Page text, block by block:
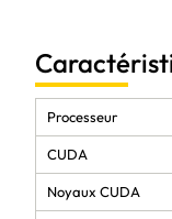
Processeur
CUDA
Noyaux CUDA